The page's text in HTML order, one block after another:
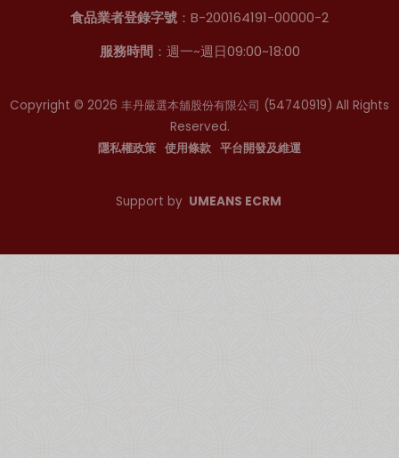
食品業者登錄字號 ：B-200164191-00000-2
服務時間：週一~週日09:00~18:00
Copyright © 2026 丰丹嚴選本舖股份有限公司 (54740919) All Rights
Reserved.
隱私權政策 使用條款 平台開發及維運
Support by UMEANS ECRM